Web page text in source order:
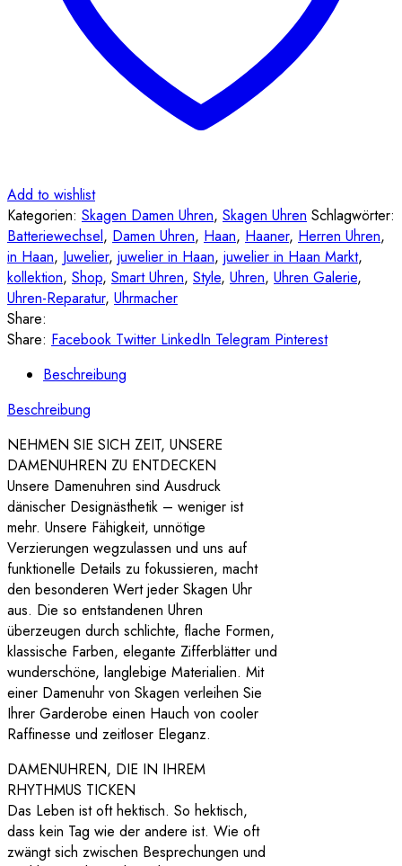
Add to wishlist
Kategorien: Skagen Damen Uhren, Skagen Uhren Schlagwörter:
Batteriewechsel, Damen Uhren, Haan, Haaner, Herren Uhren,
in Haan, Juwelier, juwelier in Haan, juwelier in Haan Markt,
kollektion, Shop, Smart Uhren, Style, Uhren, Uhren Galerie,
Uhren-Reparatur, Uhrmacher
Share:
Share: Facebook Twitter LinkedIn Telegram Pinterest
Beschreibung
Beschreibung
NEHMEN SIE SICH ZEIT, UNSERE
DAMENUHREN ZU ENTDECKEN
Unsere Damenuhren sind Ausdruck
dänischer Designästhetik – weniger ist
mehr. Unsere Fähigkeit, unnötige
Verzierungen wegzulassen und uns auf
funktionelle Details zu fokussieren, macht
den besonderen Wert jeder Skagen Uhr
aus. Die so entstandenen Uhren
überzeugen durch schlichte, flache Formen,
klassische Farben, elegante Zifferblätter und
wunderschöne, langlebige Materialien. Mit
einer Damenuhr von Skagen verleihen Sie
Ihrer Garderobe einen Hauch von cooler
Raffinesse und zeitloser Eleganz.
DAMENUHREN, DIE IN IHREM
RHYTHMUS TICKEN
Das Leben ist oft hektisch. So hektisch,
dass kein Tag wie der andere ist. Wie oft
zwängt sich zwischen Besprechungen und